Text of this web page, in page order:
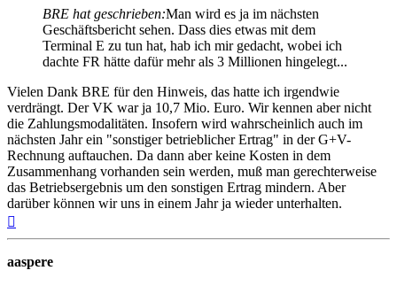
BRE hat geschrieben:Man wird es ja im nächsten
Geschäftsbericht sehen. Dass dies etwas mit dem
Terminal E zu tun hat, hab ich mir gedacht, wobei ich
dachte FR hätte dafür mehr als 3 Millionen hingelegt...
Vielen Dank BRE für den Hinweis, das hatte ich irgendwie
verdrängt. Der VK war ja 10,7 Mio. Euro. Wir kennen aber nicht
die Zahlungsmodalitäten. Insofern wird wahrscheinlich auch im
nächsten Jahr ein "sonstiger betrieblicher Ertrag" in der G+V-
Rechnung auftauchen. Da dann aber keine Kosten in dem
Zusammenhang vorhanden sein werden, muß man gerechterweise
das Betriebsergebnis um den sonstigen Ertrag mindern. Aber
darüber können wir uns in einem Jahr ja wieder unterhalten.
aaspere